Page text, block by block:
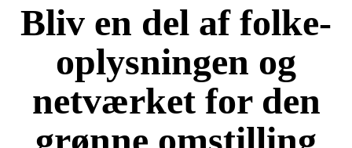
Bliv en del af folke-
oplysningen og
netværket for den
grønne omstilling